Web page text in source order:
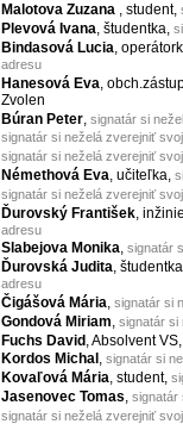
Malotova Zuzana , student,
Plevová Ivana, študentka,
Bindasová Lucia,
adresu
Hanesová Eva ,
Zvolen
Búran Peter signatár si
signatár si neželá zverejniť
signatár si neželá zverejniť
Némethová Eva, učiteľka,
signatár si neželá zverejniť
Ďurovský František ,
adresu
Slabejova Monika, signatár
Ďurovská Judita,
adresu
Čigášová Mária, signatár si
Gondová Miriam signatár si
Fuchs David , Absolvent VS,
Kordos Michal , signatár si
Kovaľová Mária, student,
Jasenovec Tomas, signatár
signatár si neželá zverejniť